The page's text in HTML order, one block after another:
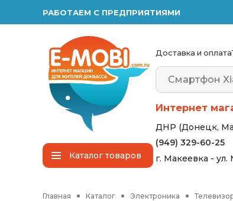
РАБОТАЕМ С ПРЕДПРИЯТИЯМИ
Каталогтоваров
Доставка и оплата
Интернет
ДНР (Донецк,
(949) 329-60-25
г. Макеевка -
Главная Каталог Электроника